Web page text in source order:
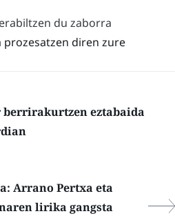
du zaborra
prozesatzen diren zure
eztabaida
Arrano Pertxa eta
lirika gangsta